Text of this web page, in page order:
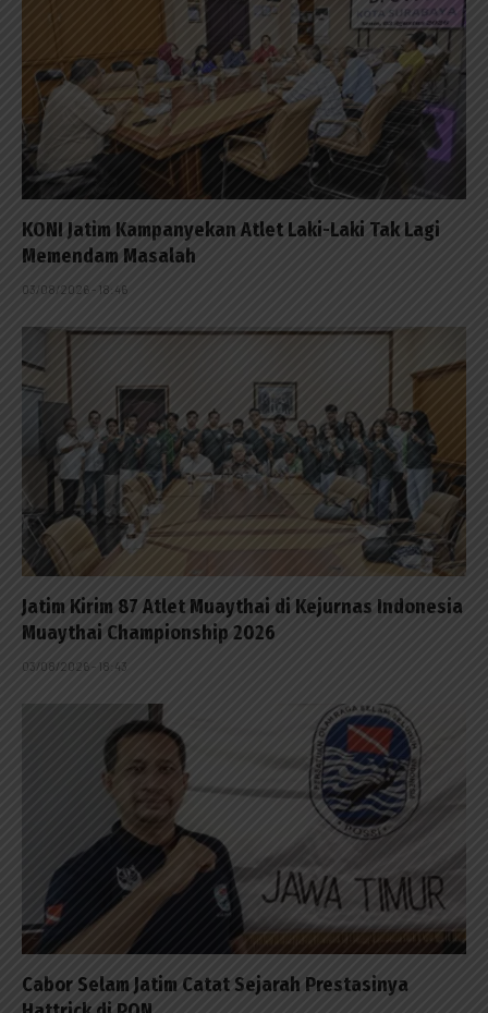
KONI Jatim Kampanyekan Atlet Laki-Laki Tak Lagi
Memendam Masalah
03/08/2026 - 18:46
Jatim Kirim 87 Atlet Muaythai di Kejurnas Indonesia
Muaythai Championship 2026
03/08/2026 - 18:43
Cabor Selam Jatim Catat Sejarah Prestasinya